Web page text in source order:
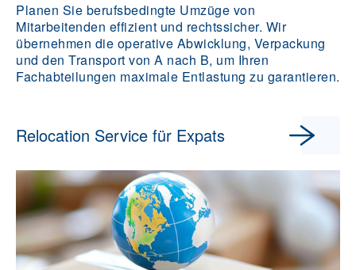
Planen Sie berufsbedingte Umzüge von
Mitarbeitenden effizient und rechtssicher. Wir
übernehmen die operative Abwicklung, Verpackung
und den Transport von A nach B, um Ihren
Fachabteilungen maximale Entlastung zu garantieren.
Relocation Service für Expats